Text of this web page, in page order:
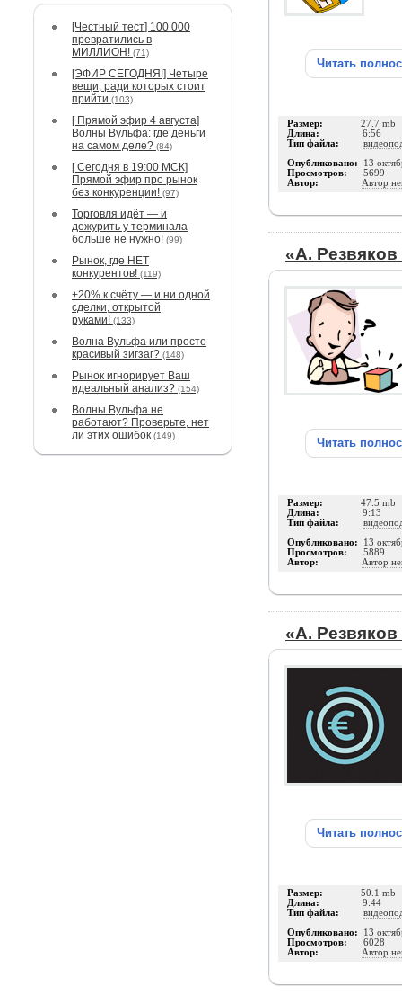
[Честный тест] 100 000
превратились в
МИЛЛИОН! (71)
[ЭФИР СЕГОДНЯ!] Четыре
вещи, ради которых стоит
прийти (103)
[ Прямой эфир 4 августа]
Волны Вульфа: где деньги
на самом деле? (84)
[ Сегодня в 19:00 МСК]
Прямой эфир про рынок
без конкуренции! (97)
Торговля идёт — и
дежурить у терминала
больше не нужно! (99)
Рынок, где НЕТ
конкурентов! (119)
+20% к счёту — и ни одной
сделки, открытой
руками! (133)
Волна Вульфа или просто
красивый зигзаг? (148)
Рынок игнорирует Ваш
идеальный анализ? (154)
Волны Вульфа не
работают? Проверьте, нет
ли этих ошибок (149)
Читать
Размер: 27.7 mb
Длина: 6:56
Тип файла:
Опубликовано: 13
Просмотров: 5699
Автор: Автор
«А. Резвяков
Читать
Размер: 47.5 mb
Длина: 9:13
Тип файла:
Опубликовано: 13
Просмотров: 5889
Автор: Автор
«А. Резвяков
Читать
Размер: 50.1 mb
Длина: 9:44
Тип файла:
Опубликовано: 13
Просмотров: 6028
Автор: Автор